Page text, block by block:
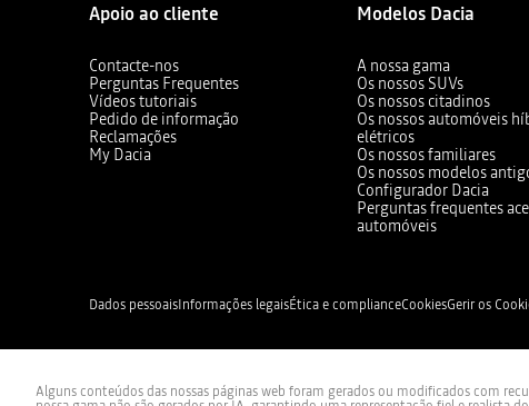
Apoio ao cliente
Contacte-nos
Perguntas Frequentes
Vídeos tutoriais
Pedido de informação
Reclamações
My Dacia
Modelos Dacia
A nossa gama
Os nossos SUVs
Os nossos citadinos
Os nossos automóveis
elétricos
Os nossos familiares
Os nossos modelos
Configurador Dacia
Perguntas frequentes
automóveis
Dados pessoaisInformações legaisÉtica e complianceCookiesGerir os
Alguns conteúdos das nossas páginas web foram gerados ou modificados com